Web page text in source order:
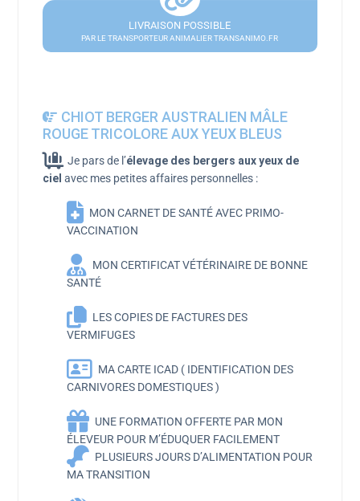
LIVRAISON POSSIBLE
PAR LE TRANSPORTEUR ANIMALIER TRANSANIMO.FR
CHIOT BERGER AUSTRALIEN MÂLE
ROUGE TRICOLORE AUX YEUX BLEUS
Je pars de l’élevage des bergers aux yeux de
ciel avec mes petites affaires personnelles :
MON CARNET DE SANTÉ AVEC PRIMO-
VACCINATION
MON CERTIFICAT VÉTÉRINAIRE DE BONNE
SANTÉ
LES COPIES DE FACTURES DES
VERMIFUGES
MA CARTE ICAD ( IDENTIFICATION DES
CARNIVORES DOMESTIQUES )
UNE FORMATION OFFERTE PAR MON
ÉLEVEUR POUR M’ÉDUQUER FACILEMENT
PLUSIEURS JOURS D’ALIMENTATION POUR
MA TRANSITION